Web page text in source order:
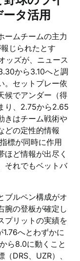
タ活用
ームチームの主力
じられたとす
ッズが、ニュース
から3.10へと調
。セットプレー依
候でアンダー（得
り、2.75から2.65
きはチーム戦術や
どの定性的情報
標が同時に作用
ほど情報が出尽く
それでもベットバ
ブルペン構成がオ
腕の登板が確定し
プリットの実績を
へとわずかに
ら8.0に動くこと
DRS、UZR）、